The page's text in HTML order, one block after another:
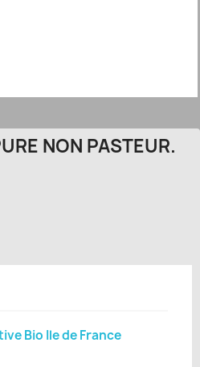
NON PASTEUR.
Bio Ile de France